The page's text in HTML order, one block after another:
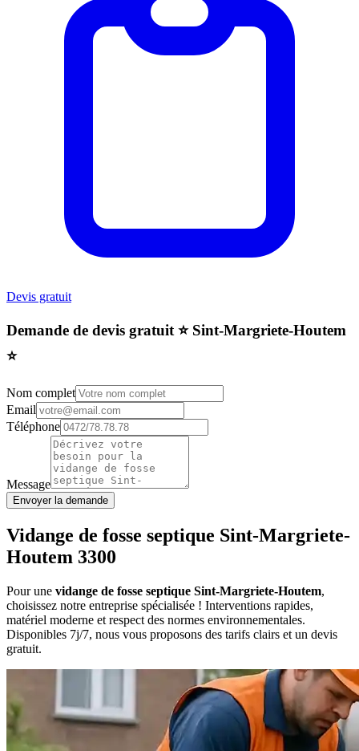
Devis gratuit
Demande de devis gratuit ⭐️ Sint-Margriete-Houtem
⭐️
Nom complet
Email
Téléphone
Message
Envoyer la demande
Vidange de fosse septique Sint-Margriete-
Houtem 3300
Pour une vidange de fosse septique Sint-Margriete-Houtem,
choisissez notre entreprise spécialisée ! Interventions rapides,
matériel moderne et respect des normes environnementales.
Disponibles 7j/7, nous vous proposons des tarifs clairs et un devis
gratuit.